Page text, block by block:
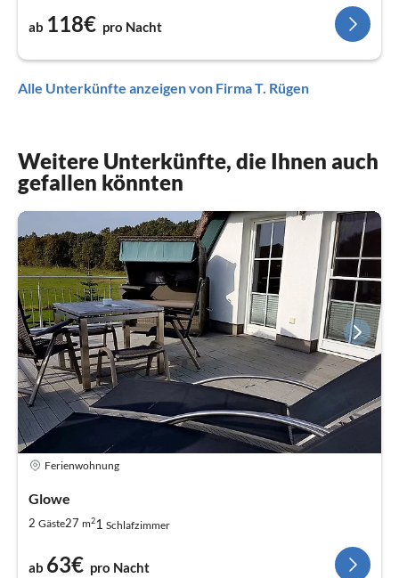
ab 118€ pro Nacht
Alle Unterkünfte anzeigen von Firma T. Rügen
Weitere Unterkünfte, die Ihnen auch
gefallen könnten
Ferienwohnung
Glowe
2 Gäste27 m21 Schlafzimmer
ab 63€ pro Nacht